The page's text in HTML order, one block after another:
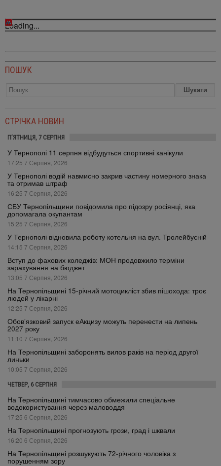
Loading...
ПОШУК
СТРІЧКА НОВИН
П’ЯТНИЦЯ, 7 СЕРПНЯ
У Тернополі 11 серпня відбудуться спортивні канікули
17:25 7 Серпня, 2026
У Тернополі водій навмисно закрив частину номерного знака
та отримав штраф
16:25 7 Серпня, 2026
СБУ Тернопільщини повідомила про підозру росіянці, яка
допомагала окупантам
15:25 7 Серпня, 2026
У Тернополі відновила роботу котельня на вул. Тролейбусній
14:15 7 Серпня, 2026
Вступ до фахових коледжів: МОН продовжило терміни
зарахування на бюджет
13:05 7 Серпня, 2026
На Тернопільщині 15-річний мотоцикліст збив пішохода: троє
людей у лікарні
12:25 7 Серпня, 2026
Обов’язковий запуск еАкцизу можуть перенести на липень
2027 року
11:10 7 Серпня, 2026
На Тернопільщині заборонять вилов раків на період другої
линьки
10:05 7 Серпня, 2026
ЧЕТВЕР, 6 СЕРПНЯ
На Тернопільщині тимчасово обмежили спеціальне
водокористування через маловоддя
17:25 6 Серпня, 2026
На Тернопільщині прогнозують грози, град і шквали
16:20 6 Серпня, 2026
На Тернопільщині розшукують 72-річного чоловіка з
порушенням зору